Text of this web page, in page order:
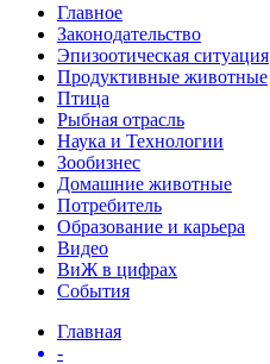
Главное
Законодательство
Эпизоотическая ситуация
Продуктивные животные
Птица
Рыбная отрасль
Наука и Технологии
Зообизнес
Домашние животные
Потребитель
Образование и карьера
Видео
ВиЖ в цифрах
События
Главная
-